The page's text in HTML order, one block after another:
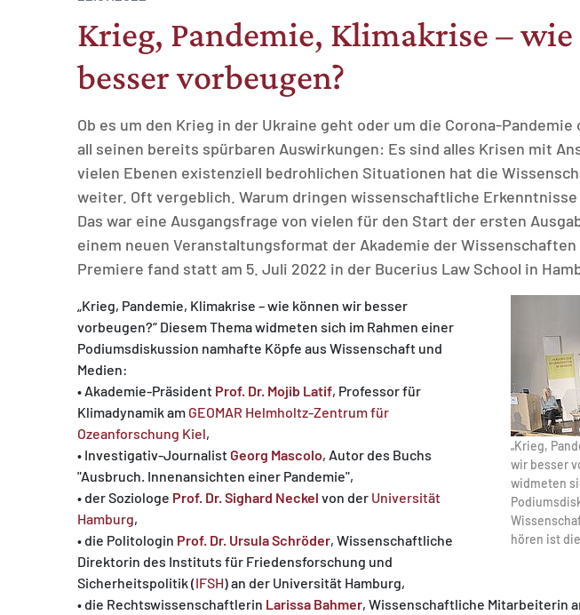
Krieg, Pandemie, Klimakrise –
besser vorbeugen?
Ob es um den Krieg in der Ukraine geht oder um die Corona-
all seinen bereits spürbaren Auswirkungen: Es sind alles Krisen mit
vielen Ebenen existenziell bedrohlichen Situationen hat die
weiter. Oft vergeblich. Warum dringen wissenschaftliche
Das war eine Ausgangsfrage von vielen für den Start der ersten
einem neuen Veranstaltungsformat der Akademie der Wissenschaften
Premiere fand statt am 5. Juli 2022 in der Bucerius Law School in
„Krieg,
wir besser
widmeten
hören ist
„Krieg, Pandemie, Klimakrise – wie können wir besser
vorbeugen?“ Diesem Thema widmeten sich im Rahmen einer
Podiumsdiskussion namhafte Köpfe aus Wissenschaft und
Medien:
• Akademie-Präsident Prof. Dr. Mojib Latif, Professor für
Klimadynamik am GEOMAR Helmholtz-Zentrum für
Ozeanforschung Kiel,
• Investigativ-JournalistGeorg Mascolo, Autor des Buchs
"Ausbruch. Innenansichten einer Pandemie",
• der Soziologe Prof. Dr. Sighard Neckel von der Universität
Hamburg,
• die Politologin Prof. Dr. Ursula Schröder, Wissenschaftliche
Direktorin des Instituts für Friedensforschung und
Sicherheitspolitik (IFSH) an der Universität Hamburg,
• die Rechtswissenschaftlerin Larissa Bahmer, Wissenschaftliche Mitarbeiterin